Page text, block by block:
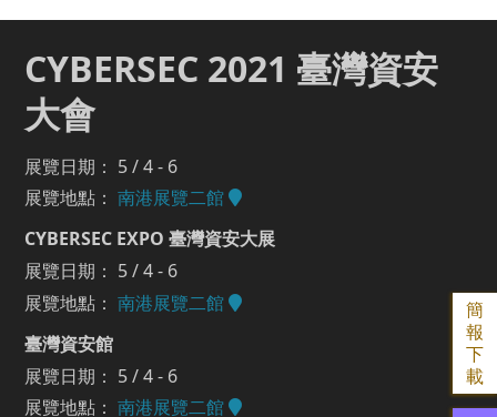
簡
報
下
載
CYBERSEC 2021 臺灣資安
大會
展覽日期： 5 / 4 - 6
展覽地點： 南港展覽二館
CYBERSEC EXPO 臺灣資安大展
展覽日期： 5 / 4 - 6
展覽地點： 南港展覽二館
臺灣資安館
展覽日期： 5 / 4 - 6
展覽地點： 南港展覽二館